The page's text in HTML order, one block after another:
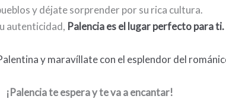
y déjate sorprender por su rica cultura.
autenticidad, Palencia es el lugar perfecto para ti.
y maravíllate con el esplendor del
¡Palencia te espera y te va a encantar!